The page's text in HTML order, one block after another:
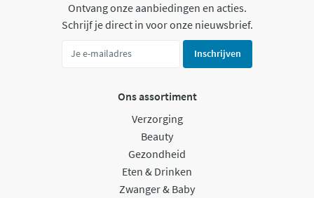
Ontvang onze aanbiedingen en acties.
Schrijf je direct in voor onze nieuwsbrief.
Inschrijven
Ons assortiment
Verzorging
Beauty
Gezondheid
Eten & Drinken
Zwanger & Baby